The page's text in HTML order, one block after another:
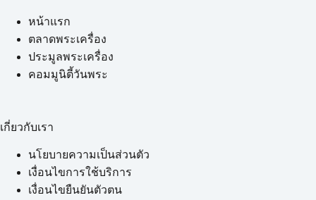
หน้าแรก
ตลาดพระเครื่อง
ประมูลพระเครื่อง
คอมมูนิตี้วันพระ
เกี่ยวกับเรา
นโยบายความเป็นส่วนตัว
เงื่อนไขการใช้บริการ
เงื่อนไขยืนยันตัวตน